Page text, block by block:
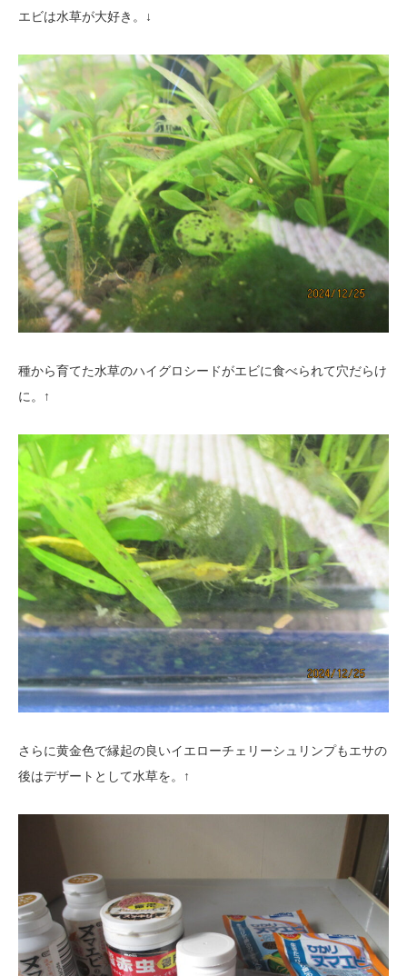
エビは水草が大好き。↓
種から育てた水草のハイグロシードがエビに食べられて穴だらけ
に。↑
さらに黄金色で縁起の良いイエローチェリーシュリンプもエサの
後はデザートとして水草を。↑